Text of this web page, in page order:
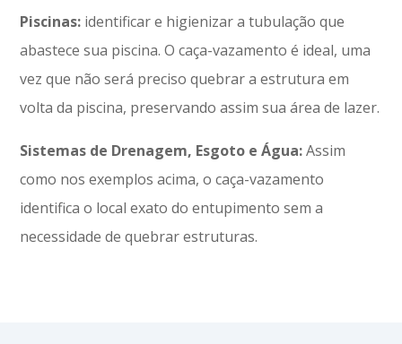
Piscinas: identificar e higienizar a tubulação que
abastece sua piscina. O caça-vazamento é ideal, uma
vez que não será preciso quebrar a estrutura em
volta da piscina, preservando assim sua área de lazer.
Sistemas de Drenagem, Esgoto e Água:Assim
como nos exemplos acima, o caça-vazamento
identifica o local exato do entupimento sem a
necessidade de quebrar estruturas.